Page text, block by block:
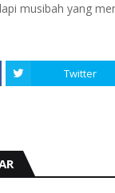
musibah yang
Twitter